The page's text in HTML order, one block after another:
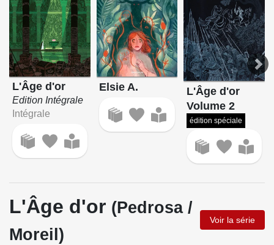
L'Âge d'or
Edition Intégrale
Intégrale
Elsie A.
L'Âge d'or
Volume 2
édition spéciale
L'Âge d'or (Pedrosa /
Moreil)
Voir la série